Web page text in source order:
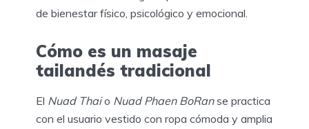
de bienestar físico, psicológico y emocional.
Cómo es un masaje
tailandés tradicional
El Nuad Thaio Nuad Phaen BoRanse practica
con el usuario vestido con ropa cómoda y amplia